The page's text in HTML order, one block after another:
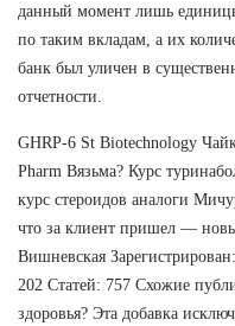
данный момент лишь
по таким вкладам, а их
банк был уличен в
отчетности.
GHRP-6 St Biotechnology
Pharm Вязьма? Курс
курс стероидов аналоги
что за клиент пришел —
Вишневская
202 Статей: 757 Схожие
здоровья? Эта добавка